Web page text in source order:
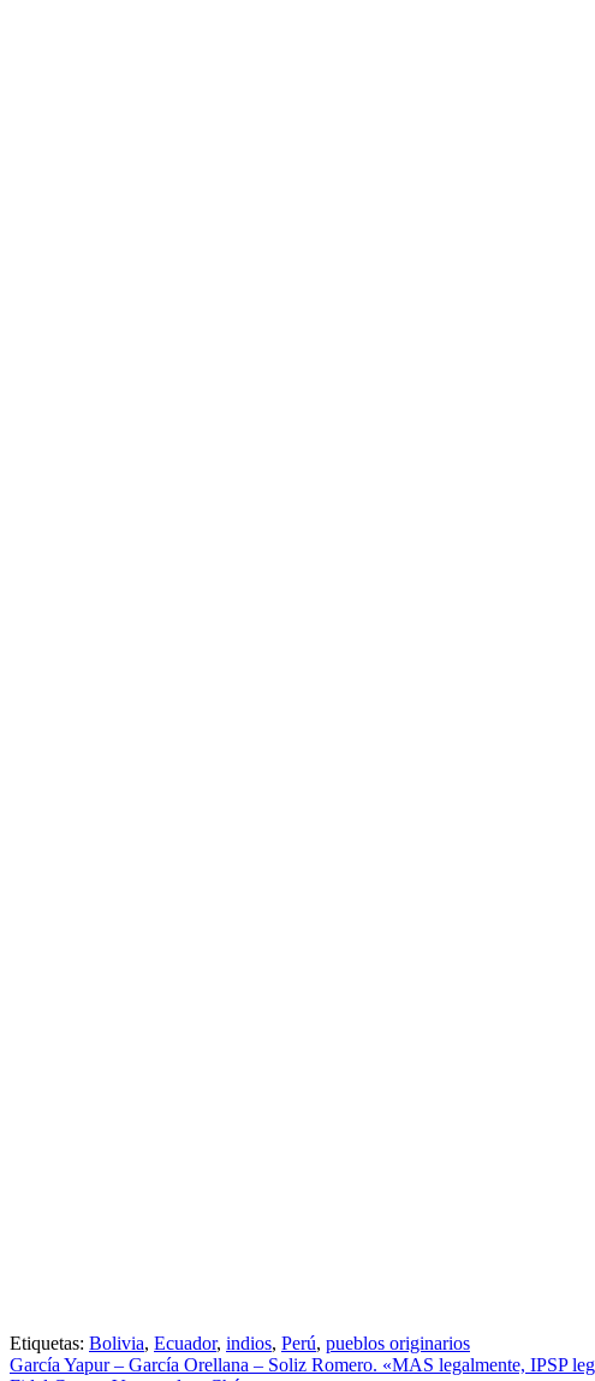
Etiquetas: Bolivia, Ecuador, indios, Perú, pueblos originarios
García Yapur – García Orellana – Soliz Romero. «MAS legalmente, IPSP